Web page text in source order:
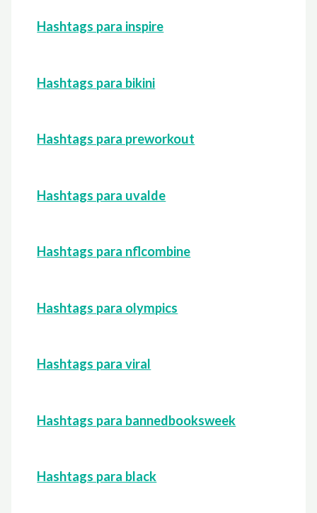
Hashtags para inspire
Hashtags para bikini
Hashtags para preworkout
Hashtags para uvalde
Hashtags para nflcombine
Hashtags para olympics
Hashtags para viral
Hashtags para bannedbooksweek
Hashtags para black